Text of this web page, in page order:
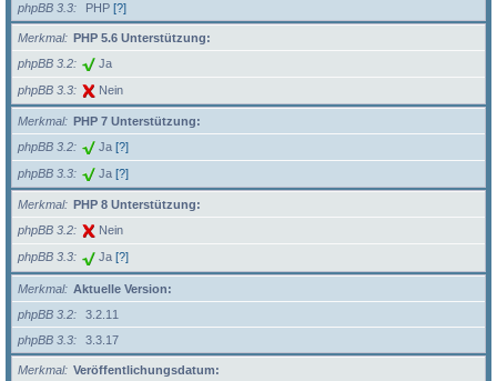
phpBB 3.3
PHP [?]
Merkmal
PHP 5.6 Unterstützung:
phpBB 3.2
Ja
phpBB 3.3 Nein
Merkmal
PHP 7 Unterstützung:
phpBB 3.2
Ja [?]
phpBB 3.3 Ja [?]
Merkmal
PHP 8 Unterstützung:
phpBB 3.2
Nein
phpBB 3.3 Ja [?]
Merkmal
Aktuelle Version:
phpBB 3.2
3.2.11
phpBB 3.3
3.3.17
Merkmal
Veröffentlichungsdatum: